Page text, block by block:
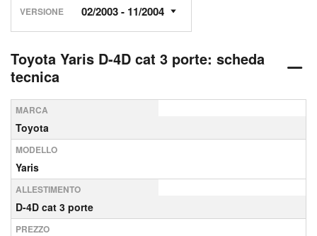
VERSIONE
Toyota Yaris D-4D cat 3 porte: scheda
tecnica
MARCA
Toyota
MODELLO
Yaris
ALLESTIMENTO
D-4D cat 3 porte
PREZZO